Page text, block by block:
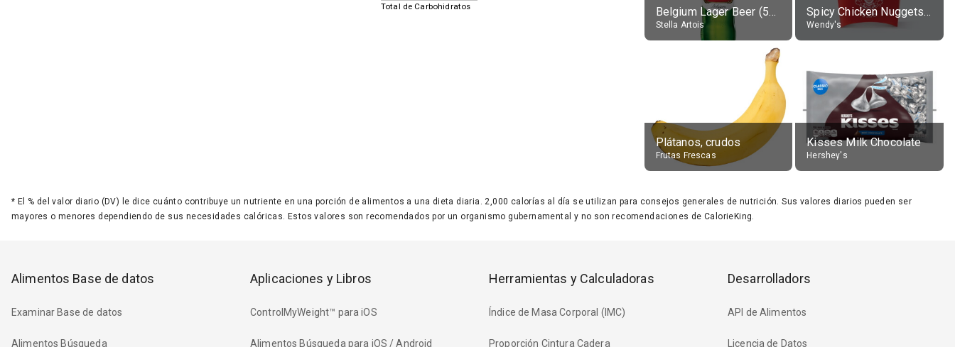
Total de Carbohidratos
Belgium Lager Beer (5% alc.)
Stella Artois
Spicy Chicken Nuggets, without sauce
Wendy's
Plátanos, crudos
Frutas Frescas
Kisses Milk Chocolate
Hershey's
* El % del valor diario (DV) le dice cuánto contribuye un nutriente en una porción de alimentos a una dieta diaria. 2,000 calorías al día se utilizan para consejos generales de nutrición. Sus valores diarios pueden ser
mayores o menores dependiendo de sus necesidades calóricas. Estos valores son recomendados por un organismo gubernamental y no son recomendaciones de CalorieKing.
Alimentos Base de datos
Examinar Base de datos
Alimentos Búsqueda
Aplicaciones y Libros
ControlMyWeight™ para iOS
Alimentos Búsqueda para iOS / Android
Herramientas y Calculadoras
Índice de Masa Corporal (IMC)
Proporción Cintura Cadera
Desarrolladors
API de Alimentos
Licencia de Datos